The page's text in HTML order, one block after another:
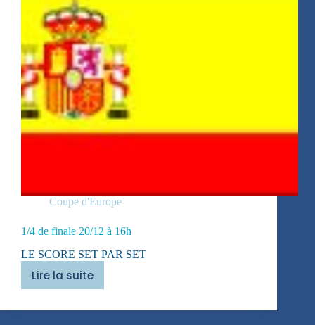
Coupe d'Europe
1/4 de finale 20/12 à 16h
LE SCORE SET PAR SET
Lire la suite
1/4
finale